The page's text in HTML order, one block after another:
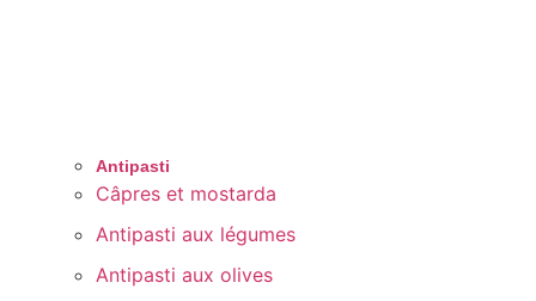
Antipasti
Câpres et mostarda
Antipasti aux légumes
Antipasti aux olives